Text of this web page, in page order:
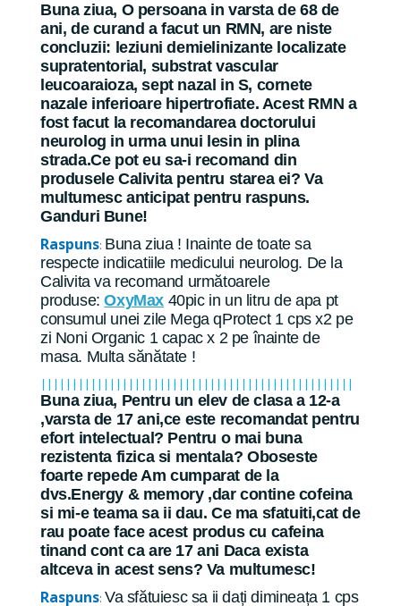
Buna ziua, O persoana in varsta de 68 de
ani, de curand a facut un RMN, are niste
concluzii: leziuni demielinizante localizate
supratentorial, substrat vascular
leucoaraioza, sept nazal in S, cornete
nazale inferioare hipertrofiate. Acest RMN a
fost facut la recomandarea doctorului
neurolog in urma unui lesin in plina
strada.Ce pot eu sa-i recomand din
produsele Calivita pentru starea ei? Va
multumesc anticipat pentru raspuns.
Ganduri Bune!
Raspuns: Buna ziua ! Inainte de toate sa
respecte indicatiile medicului neurolog. De la
Calivita va recomand următoarele
produse:OxyMax 40pic in un litru de apa pt
consumul unei zile Mega qProtect 1 cps x2 pe
zi Noni Organic 1 capac x 2 pe înainte de
masa. Multa sănătate !
||||||||||||||||||||||||||||||||||||||||||||||||||
Buna ziua, Pentru un elev de clasa a 12-a
,varsta de 17 ani,ce este recomandat pentru
efort intelectual? Pentru o mai buna
rezistenta fizica si mentala? Oboseste
foarte repede Am cumparat de la
dvs.Energy & memory ,dar contine cofeina
si mi-e teama sa ii dau. Ce ma sfatuiti,cat de
rau poate face acest produs cu cafeina
tinand cont ca are 17 ani Daca exista
altceva in acest sens? Va multumesc!
Raspuns: Va sfătuiesc sa ii dați dimineața 1 cps